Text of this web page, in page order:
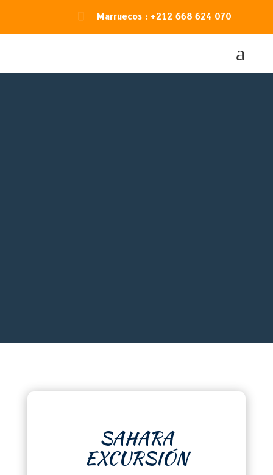
 Marruecos : +212 668 624 070
a
SAHARA
EXCURSIÓN